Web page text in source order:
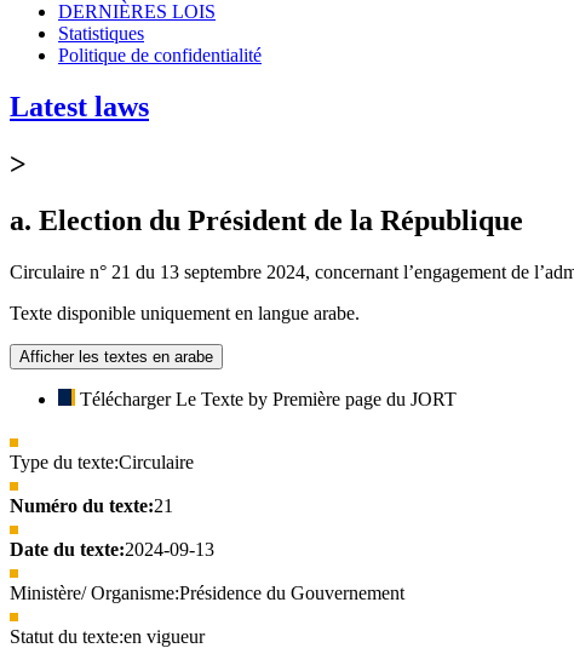
DERNIÈRES LOIS
Statistiques
Politique de confidentialité
Latest laws
>
a. Election du Président de la République
Circulaire n° 21 du 13 septembre 2024, concernant l’engagement de
Texte disponible uniquement en langue arabe.
Afficher les textes en arabe
Télécharger Le Texte by Première page du JORT
Type du texte:Circulaire
Numéro du texte:21
Date du texte:2024-09-13
Ministère/ Organisme:Présidence du Gouvernement
Statut du texte:en vigueur